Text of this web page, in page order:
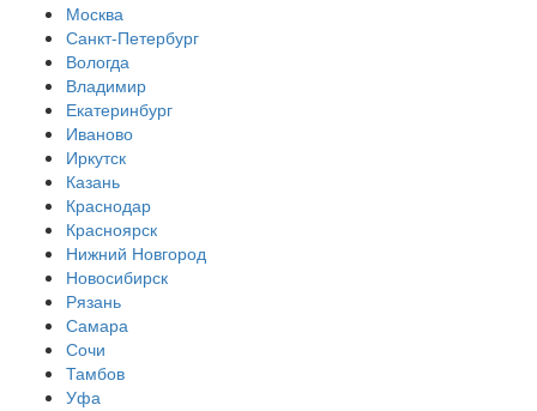
Москва
Санкт-Петербург
Вологда
Владимир
Екатеринбург
Иваново
Иркутск
Казань
Краснодар
Красноярск
Нижний Новгород
Новосибирск
Рязань
Самара
Сочи
Тамбов
Уфа